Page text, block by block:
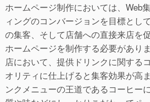
ホームページ制作においては、Web
ィングのコンバージョンを目標とし
の集客、そして店舗への直接来店を
ホームページを制作する必要があり
店において、提供ドリンクに関する
オリティに仕上げると集客効果が高
ンクメニューの王道であるコーヒー